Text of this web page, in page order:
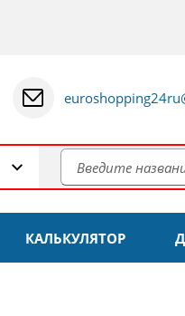
КАЛЬКУЛЯТОР